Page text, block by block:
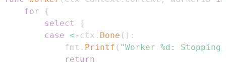
for
{
select
{
case <- ctx . Done ( ) :
			fmt
. Printf ( "Worker %d:
return